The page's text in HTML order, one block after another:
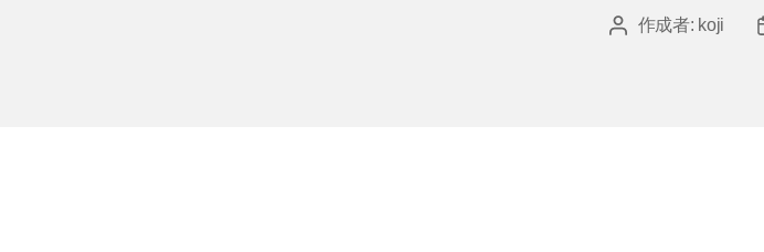
投 作成者: koji